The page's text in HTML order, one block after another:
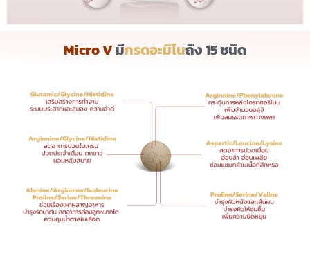
Micro Vมีกรดอะมิโนถึง 15 ชนิด